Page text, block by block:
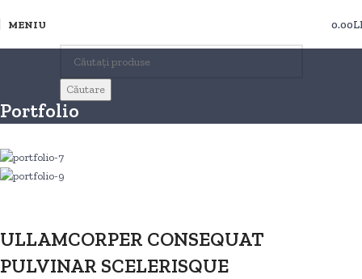
MENIU 0.00
Căutare
Portfolio
ULLAMCORPER CONSEQUAT
PULVINAR SCELERISQUE